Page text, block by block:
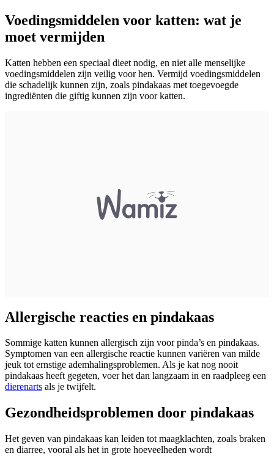
Voedingsmiddelen voor katten: wat je
moet vermijden
Katten hebben een speciaal dieet nodig, en niet alle menselijke
voedingsmiddelen zijn veilig voor hen. Vermijd voedingsmiddelen
die schadelijk kunnen zijn, zoals pindakaas met toegevoegde
ingrediënten die giftig kunnen zijn voor katten.
Allergische reacties en pindakaas
Sommige katten kunnen allergisch zijn voor pinda’s en pindakaas.
Symptomen van een allergische reactie kunnen variëren van milde
jeuk tot ernstige ademhalingsproblemen. Als je kat nog nooit
pindakaas heeft gegeten, voer het dan langzaam in en raadpleeg een
dierenarts als je twijfelt.
Gezondheidsproblemen door pindakaas
Het geven van pindakaas kan leiden tot maagklachten, zoals braken
en diarree, vooral als het in grote hoeveelheden wordt